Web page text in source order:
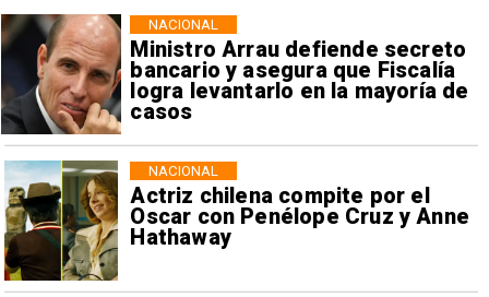
Ministro Arrau defiende secreto
bancario y asegura que Fiscalía
logra levantarlo en la mayoría de
casos
NACIONAL
Actriz chilena compite por el
Oscar con Penélope Cruz y Anne
Hathaway
NACIONAL